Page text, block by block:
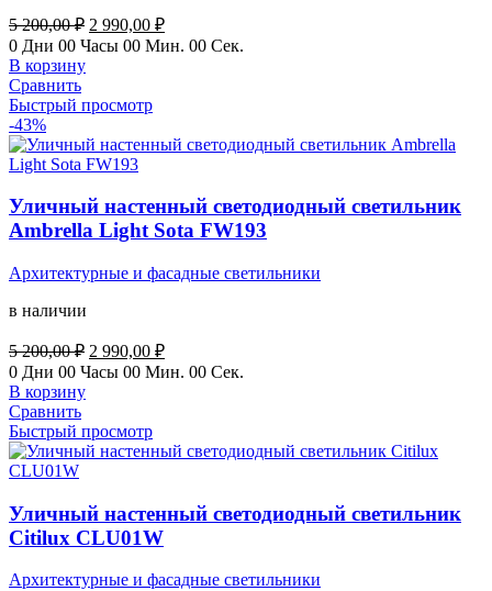
5 200,00₽ Первоначальная
цена
200,00 ₽.
2 990,00 ₽Текущая
цена:
0 Дни 00 Часы 00 Мин. 00 Сек.
В корзину
Сравнить
Быстрый просмотр
-43%
Уличный настенный светодиодный светильник
Ambrella Light Sota FW193
Архитектурные и фасадные светильники
в наличии
5 200,00₽ Первоначальная
цена
200,00 ₽.
2 990,00 ₽Текущая
цена:
0 Дни 00 Часы 00 Мин. 00 Сек.
В корзину
Сравнить
Быстрый просмотр
Уличный настенный светодиодный светильник
Citilux CLU01W
Архитектурные и фасадные светильники